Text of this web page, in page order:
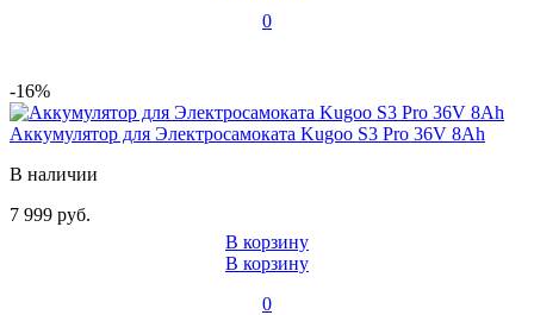
0
-16%
Аккумулятор для Электросамоката Kugoo S3 Pro 36V 8Ah
В наличии
7 999 руб.
В корзину
В корзину
0